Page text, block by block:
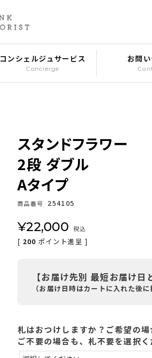
コンシェルジュサービス
Concierge
お問
スタンドフラワー
2段 ダブル
Aタイプ
商品番号 254105
¥22,000 税込
[ 200 ポイント進呈 ]
【お届け先別 最短お届け日
（お届け日時はカートに入れた後に
札はおつけしますか？ご希望の
ご不要の場合も、札不要を選択